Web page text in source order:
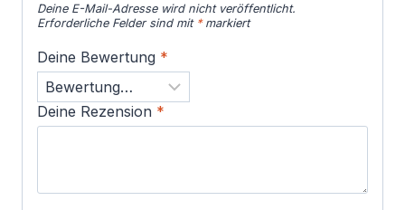
Deine E-Mail-Adresse wird nicht veröffentlicht.
Erforderliche Felder sind mit *markiert
Deine Bewertung *
Deine Rezension *